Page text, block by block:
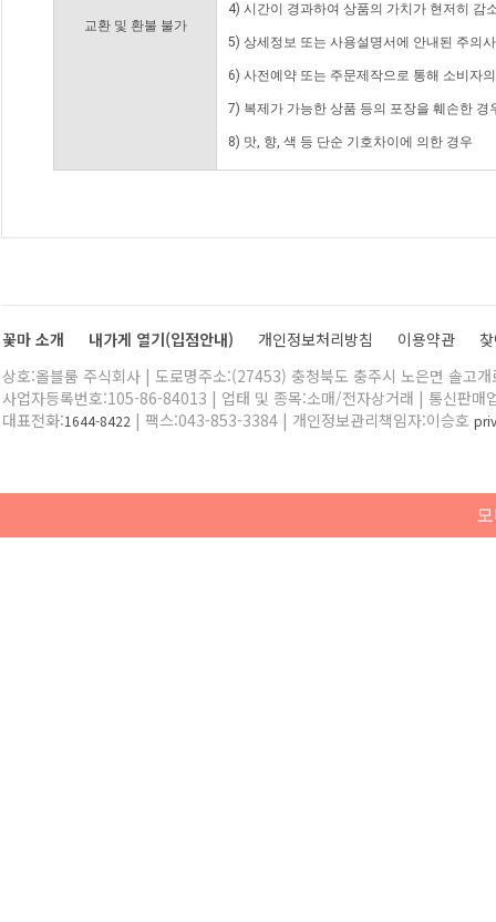
교환 및 환불 불가
4) 시간이 경과하여 상품의 가치가 현저히 감
5) 상세정보 또는 사용설명서에 안내된 주의
6) 사전예약 또는 주문제작으로 통해 소비자
7) 복제가 가능한 상품 등의 포장을 훼손한 경
8) 맛, 향, 색 등 단순 기호차이에 의한 경우
꽃마 소개 내가게 열기(입점안내) 개인정보처리방침 이용약관
상호:올블룸 주식회사 | 도로명주소:(27453) 충청북도 충주시 노은면 솔고
사업자등록번호:105-86-84013 | 업태 및 종목:소매/전자상거래 | 통신판매
대표전화:1644-8422 | 팩스:043-853-3384 | 개인정보관리책임자:이승호